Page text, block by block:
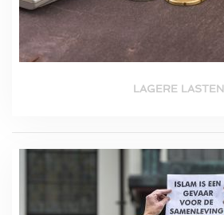
LAGERE LASTEN